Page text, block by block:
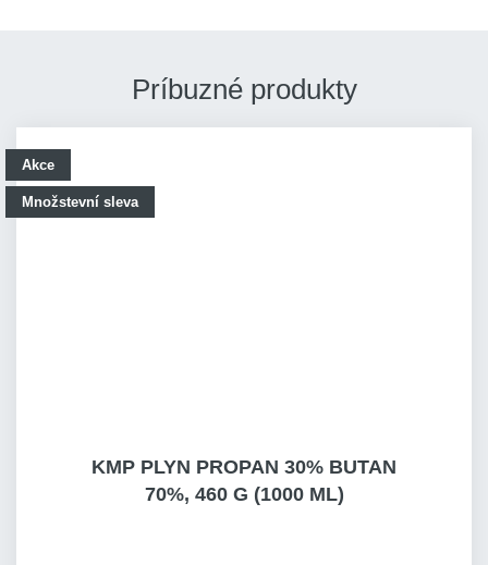
Príbuzné produkty
Akce
Množstevní sleva
KMP PLYN PROPAN 30% BUTAN
70%, 460 G (1000 ML)